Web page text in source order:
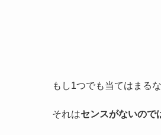
もし1つでも当てはまる
それはセンスがないので